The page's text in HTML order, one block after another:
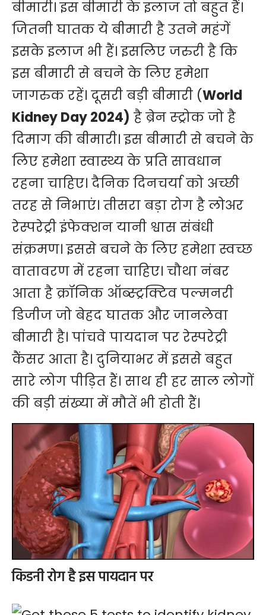
बीमारी। इस बीमारी के इलाज तो बहुत हैं।
जितनी घातक ये बीमारी है उतने महंगें
इसके इलाज भी हैं। इसलिए जरुरी है कि
इस बीमारी से बचने के लिए हमेशा
जागरुक रहें। दूसरी बड़ी बीमारी (World
Kidney Day 2024) है ब्रेन स्ट्रोक जो है
दिमाग की बीमारी। इस बीमारी से बचने के
लिए हमेशा स्वास्थ्य के प्रति सावधान
रहना चाहिए। दैनिक दिनचर्या को अच्छी
तरह से निभाएं। तीसरा बड़ा रोग है लोअर
रेस्परेट्री इंफेक्शन यानी श्वास संबंधी
संक्रमण। इससे बचने के लिए हमेशा स्वच्छ
वातावरण में रहना चाहिए। चौथा नंबर
आता है क्रॉनिक ऑब्स्ट्रक्टिव पल्मनरी
डिजीज जो बेहद घातक और जानलेवा
बीमारी है। पांचवे पायदान पर रेस्परेट्री
कैंसर आता है। दुनियाभर में इससे बहुत
सारे लोग पीड़ित हैं। साथ ही हर साल लोगों
की बड़ी संख्या में मौतें भी होती हैं।
किडनी रोग है इस पायदान पर